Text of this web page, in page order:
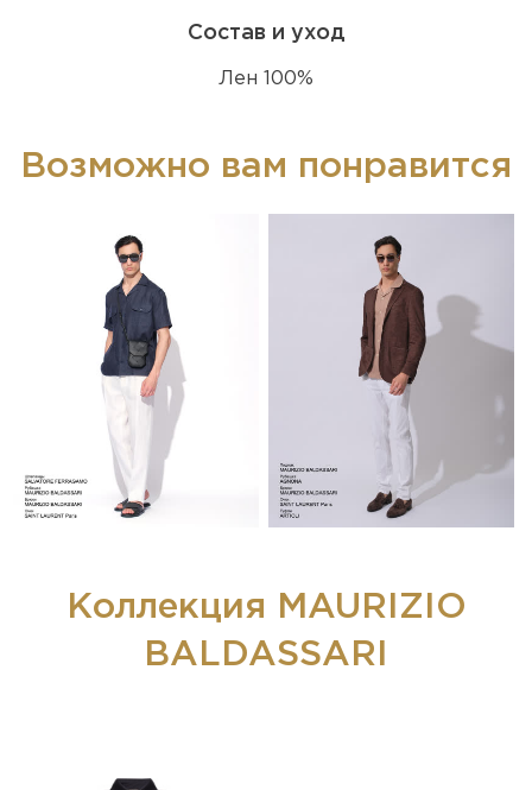
Состав и уход
Лен 100%
Возможно вам понравится
Коллекция MAURIZIO
BALDASSARI